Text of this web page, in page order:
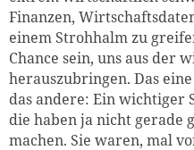
Finanzen,
einem Strohhalm zu
Chance sein, uns aus der
herauszubringen. Das
das andere: Ein wichtiger
die haben ja nicht gerade
machen. Sie waren, mal